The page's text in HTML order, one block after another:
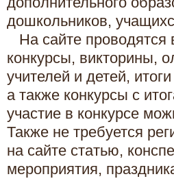
дошкольников,
На сайте проводятся
конкурсы, викторины,
учителей и детей,
а также конкурсы с
участие в конкурсе
Также не требуется
на сайте статью,
мероприятия,